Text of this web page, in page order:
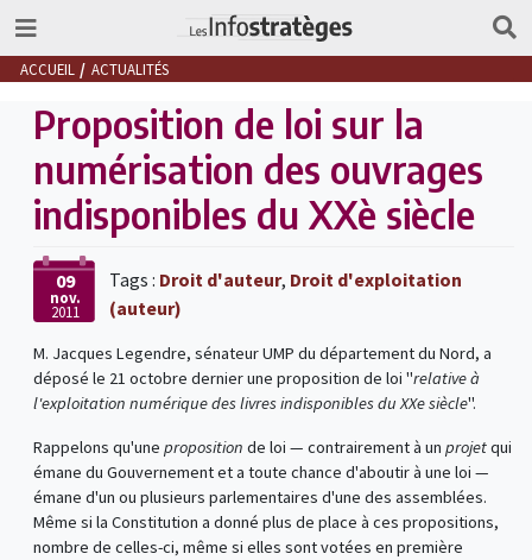
ACCUEIL ACTUALITÉS
Proposition de loi sur la
numérisation des ouvrages
indisponibles du XXè siècle
09
nov.
2011
Tags : Droit d'auteur, Droit d'exploitation
(auteur)
M. Jacques Legendre, sénateur UMP du département du Nord, a
déposé le 21 octobre dernier une proposition de loi "relative à
l'exploitation numérique des livres indisponibles du XXe siècle".
Rappelons qu'une proposition de loi — contrairement à un projetqui
émane du Gouvernement et a toute chance d'aboutir à une loi —
émane d'un ou plusieurs parlementaires d'une des assemblées.
Même si la Constitution a donné plus de place à ces propositions,
nombre de celles-ci, même si elles sont votées en première